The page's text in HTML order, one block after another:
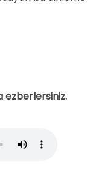
ezberlersiniz.